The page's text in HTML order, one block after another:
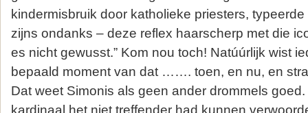
kindermisbruik door katholieke priesters,
zijns ondanks – deze reflex haarscherp met die
es nicht gewusst.” Kom nou toch! Natúúrlijk wist
bepaald moment van dat ……. toen, en nu, en
Dat weet Simonis als geen ander drommels